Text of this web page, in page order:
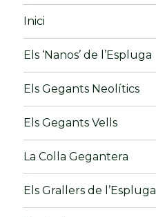
Inici
Els ‘Nanos’ de l’Espluga
Els Gegants Neolítics
Els Gegants Vells
La Colla Gegantera
Els Grallers de l’Espluga